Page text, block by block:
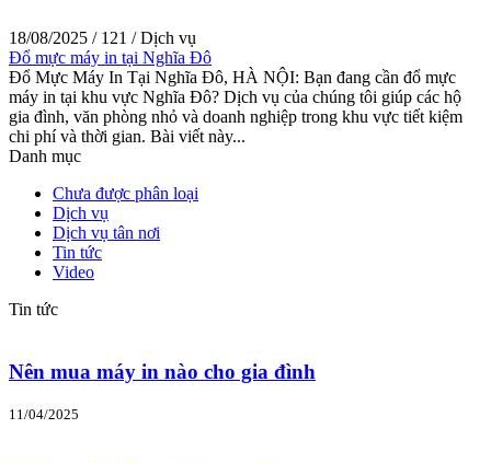
18/08/2025 / 121 /Dịch vụ
Đổ mực máy in tại Nghĩa Đô
Đổ Mực Máy In Tại Nghĩa Đô, HÀ NỘI: Bạn đang cần đổ mực
máy in tại khu vực Nghĩa Đô? Dịch vụ của chúng tôi giúp các hộ
gia đình, văn phòng nhỏ và doanh nghiệp trong khu vực tiết kiệm
chi phí và thời gian. Bài viết này...
Danh mục
Chưa được phân loại
Dịch vụ
Dịch vụ tân nơi
Tin tức
Video
Tin tức
Nên mua máy in nào cho gia đình
11/04/2025